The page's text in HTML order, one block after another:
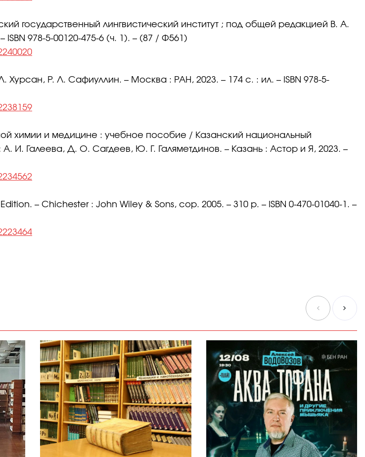
государственный лингвистический институт ; под общей редакцией В. А.
978-5-00120-475-6 (ч. 1). – (87 / Ф561)
Р. Л. Сафиуллин. – Москва : РАН, 2023. – 174 с. : ил. – ISBN 978-5-
химии и медицине : учебное пособие / Казанский национальный
И. Галеева, Д. О. Сагдеев, Ю. Г. Галяметдинов. – Казань : Астор и Я, 2023. –
– Chichester : John Wiley & Sons, cop. 2005. – 310 p. – ISBN 0-470-01040-1. –